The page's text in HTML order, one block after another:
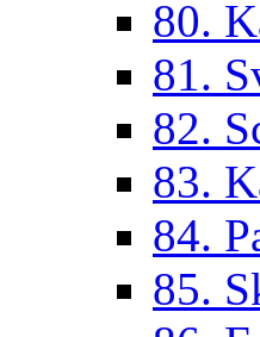
80.
81.
82.
83.
84.
85.